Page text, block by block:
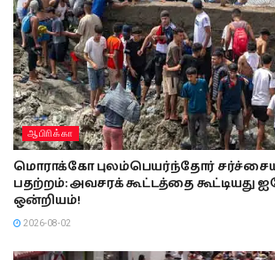
ஆபிாிக்கா
மொராக்கோ புலம்பெயர்ந்தோர்
பதற்றம்: அவசரக் கூட்டத்தை கூட்டியது
ஒன்றியம்!
2026-08-02